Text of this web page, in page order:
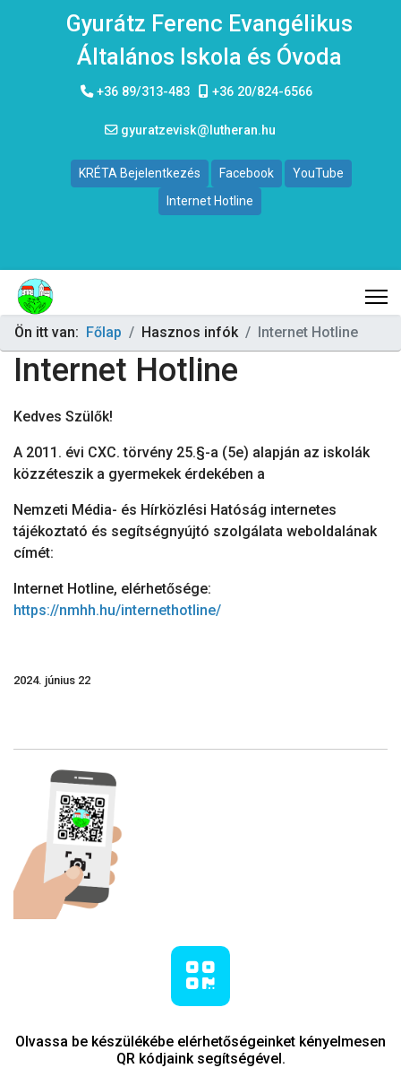
Gyurátz Ferenc Evangélikus
Általános Iskola és Óvoda
+36 89/313-483 +36 20/824-6566
gyuratzevisk@lutheran.hu
KRÉTA Bejelentkezés Facebook
YouTube
Internet Hotline
Ön itt van: Főlap Hasznos infók Internet Hotline
Internet Hotline
Kedves Szülők!
A 2011. évi CXC. törvény 25.§-a (5e) alapján az iskolák
közzéteszik a gyermekek érdekében a
Nemzeti Média- és Hírközlési Hatóság internetes
tájékoztató és segítségnyújtó szolgálata weboldalának
címét:
Internet Hotline, elérhetősége:
https://nmhh.hu/internethotline/
2024. június 22
Olvassa be készülékébe elérhetőségeinket kényelmesen
QR kódjaink segítségével.